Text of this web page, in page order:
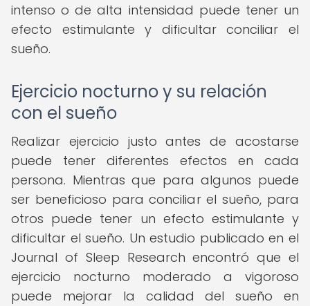
intenso o de alta intensidad puede tener un
efecto estimulante y dificultar conciliar el
sueño.
Ejercicio nocturno y su relación
con el sueño
Realizar ejercicio justo antes de acostarse
puede tener diferentes efectos en cada
persona. Mientras que para algunos puede
ser beneficioso para conciliar el sueño, para
otros puede tener un efecto estimulante y
dificultar el sueño. Un estudio publicado en el
Journal of Sleep Research encontró que el
ejercicio nocturno moderado a vigoroso
puede mejorar la calidad del sueño en